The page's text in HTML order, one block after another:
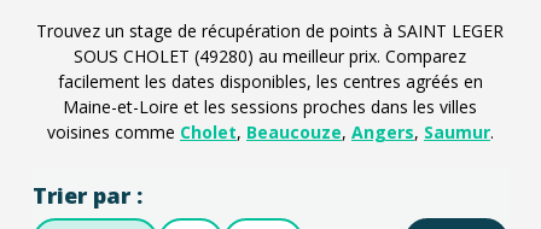
Trouvez un stage de récupération de points à SAINT LEGER
SOUS CHOLET (49280) au meilleur prix. Comparez
facilement les dates disponibles, les centres agréés en
Maine-et-Loire et les sessions proches dans les villes
voisines comme Cholet, Beaucouze, Angers, Saumur.
Trier par :